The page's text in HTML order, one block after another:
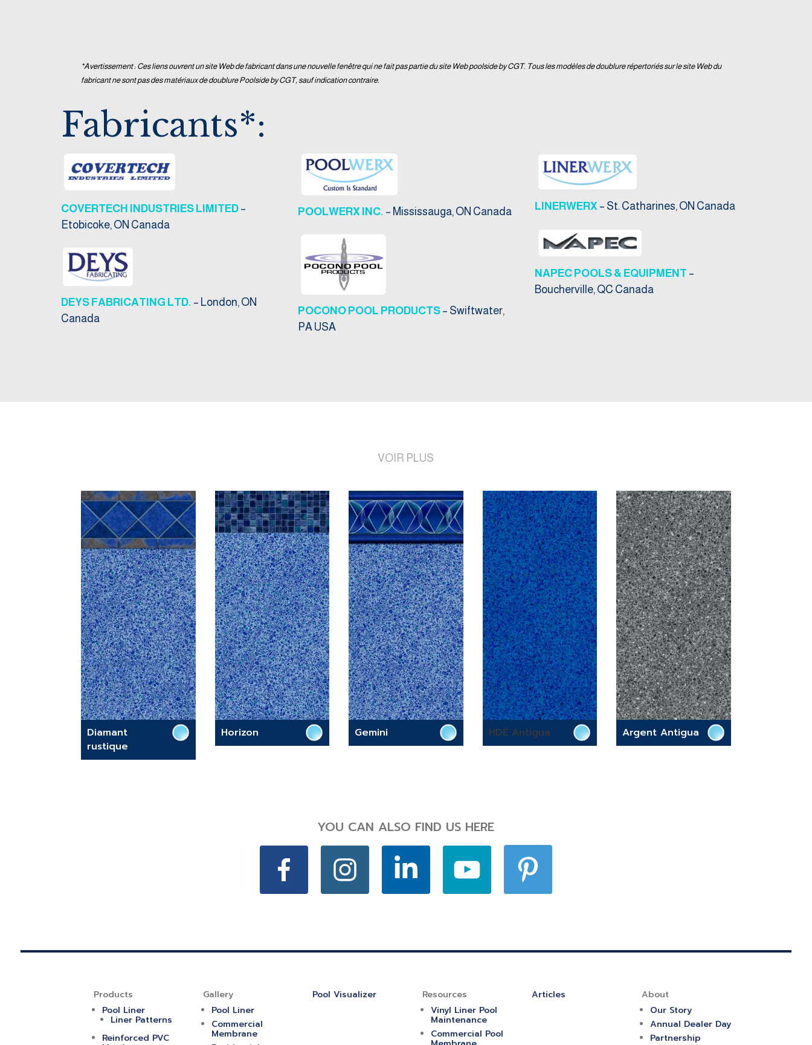
*Avertissement : Ces liens ouvrent un site Web de fabricant dans une nouvelle fenêtre qui ne fait pas partie du site Web poolside by CGT. Tous les modèles de doublure répertoriés sur le site Web du
fabricant ne sont pas des matériaux de doublure Poolside by CGT, sauf indication contraire.
Fabricants*:
COVERTECH INDUSTRIES LIMITED–
Etobicoke, ON Canada
DEYS FABRICATING LTD. – London, ON
Canada
POOLWERX INC. – Mississauga, ON Canada
POCONO POOL PRODUCTS – Swiftwater,
PA USA
LINERWERX – St. Catharines, ON Canada
NAPEC POOLS & EQUIPMENT –
Boucherville, QC Canada
VOIR PLUS
Diamant
rustique
Horizon Gemini HDE Antigua Argent Antigua
YOU CAN ALSO FIND US HERE
Products
Pool Liner
Liner Patterns
Reinforced PVC
Gallery
Pool Liner
Commercial
Membrane
Pool Visualizer
Resources
Vinyl Liner Pool
Maintenance
Commercial Pool
Articles
About
Our Story
Annual Dealer Day
Partnership